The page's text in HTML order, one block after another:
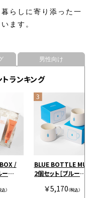
らしに寄り添った一
ます。
男性向け
ランキング
/
＆ピ
込）
BLUE BOTTLE MUG
2個セット［ブルーボト
￥5,170（税込）